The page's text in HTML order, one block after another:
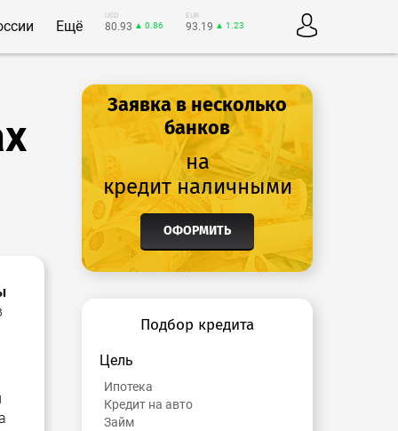
Ещё
USD
80.93 ▲ 0.86
EUR
93.19 ▲ 1.23
Заявка в несколько
банков
на
кредит наличными
ОФОРМИТЬ
Подбор кредита
Цель
Ипотека
Кредит на авто
Займ